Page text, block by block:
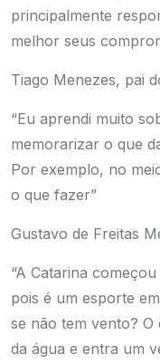
principalmente
melhor seus
Tiago Menezes, pai
“Eu aprendi muito
memorarizar o que
Por exemplo, no
o que fazer”
Gustavo de Freitas
“A Catarina
pois é um esporte
se não tem vento? O
da água e entra um